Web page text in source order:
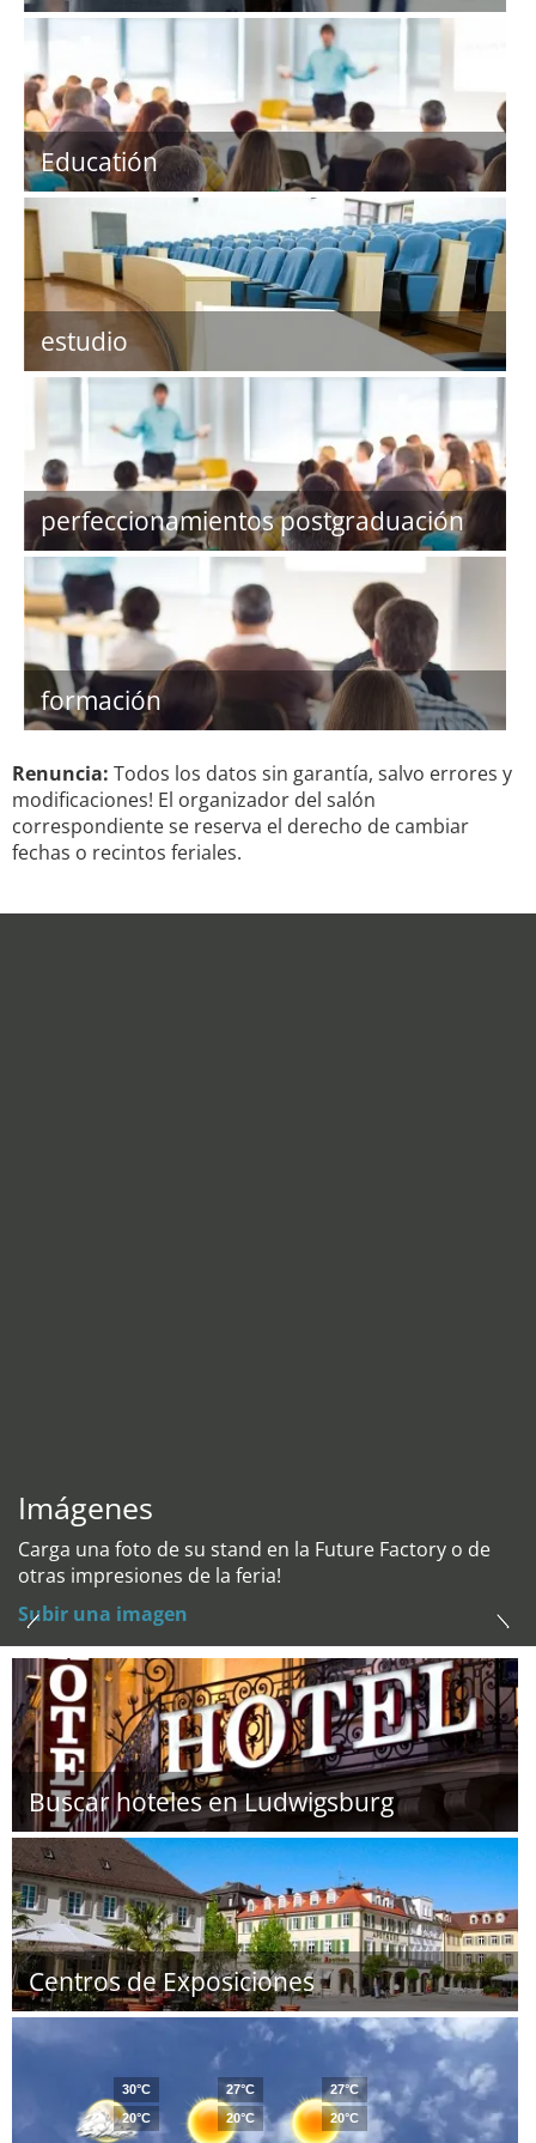
Educatión
estudio
perfeccionamientos postgraduación
formación
Renuncia: Todos los datos sin garantía, salvo errores y
modificaciones! El organizador del salón
correspondiente se reserva el derecho de cambiar
fechas o recintos feriales.
Imágenes
Carga una foto de su stand en la Future Factory o de
otras impresiones de la feria!
Subir una imagen
Buscar hoteles en Ludwigsburg
Centros de Exposiciones
30°C
20°C
27°C
20°C
27°C
20°C